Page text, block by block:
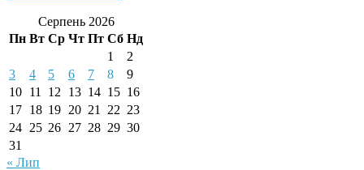
Серпень 2026
Пн Вт Ср Чт Пт Сб Нд
1
2
3
4 5 6 7 8
9
10 11 12 13 14 15 16
17 18 19 20 21 22 23
24 25 26 27 28 29 30
31
« Лип